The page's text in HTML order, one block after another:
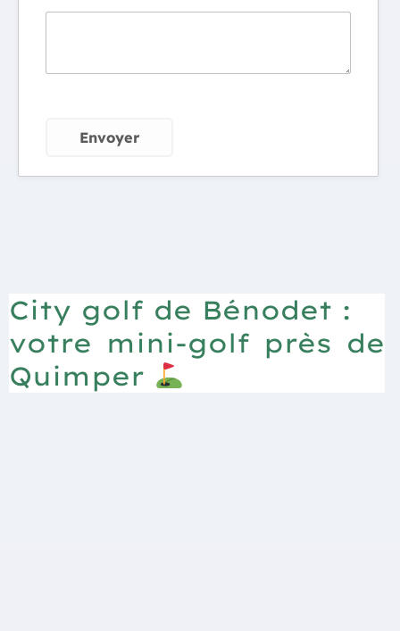
City golf de Bénodet :
votre mini-golf près de
Quimper